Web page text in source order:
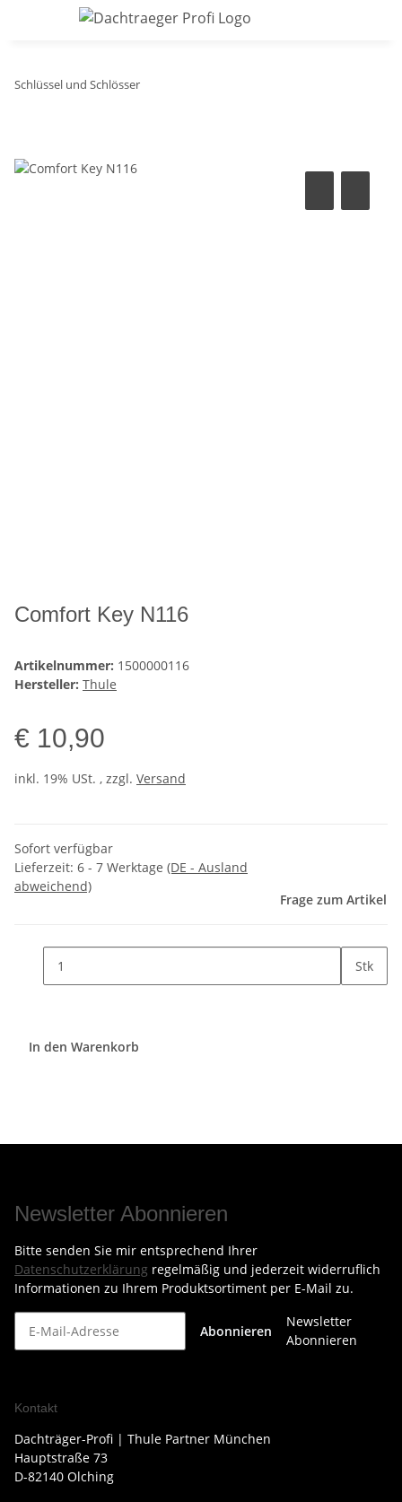
Schlüssel und Schlösser
Comfort Key N116
Artikelnummer: 1500000116
Hersteller: Thule
€ 10,90
inkl. 19% USt. , zzgl. Versand
Sofort verfügbar
Lieferzeit: 6 - 7 Werktage (DE - Ausland
abweichend)
Frage zum Artikel
Stk
In den Warenkorb
Newsletter Abonnieren
Bitte senden Sie mir entsprechend Ihrer
Datenschutzerklärung regelmäßig und jederzeit widerruflich
Informationen zu Ihrem Produktsortiment per E-Mail zu.
Abonnieren
Newsletter
Abonnieren
Kontakt
Dachträger-Profi | Thule Partner München
Hauptstraße 73
D-82140 Olching